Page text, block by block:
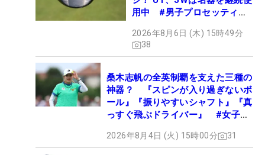
用中 #男子プロセッティン
2026年8月6日 (木) 15時49分
38
桑木志帆の全英制覇を支えた三種の
神器？ 『スピンが入り過ぎないボ
ール』『振りやすいシャフト』『真
っすぐ飛ぶドライバー』 #女子プ
2026年8月4日 (火) 15時00分 31